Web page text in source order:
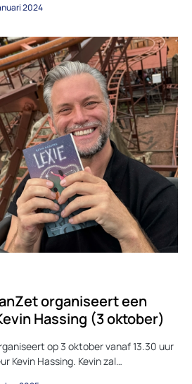
2024
organiseert een
Hassing (3 oktober)
op 3 oktober vanaf 13.30 uur
Kevin Hassing. Kevin zal…